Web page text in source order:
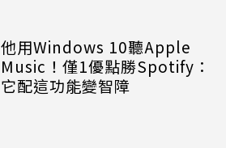
他用Windows 10聽Apple
Music！僅1優點勝Spotify：
它配這功能變智障